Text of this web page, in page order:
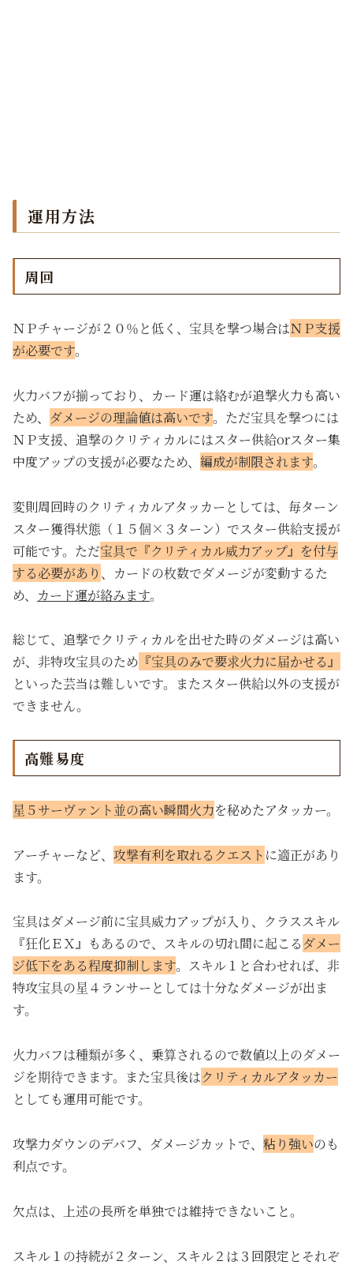
運用方法
周回
ＮＰチャージが２０％と低く、宝具を撃つ場合はＮＰ支援
が必要です。
火力バフが揃っており、カード運は絡むが追撃火力も高い
ため、 ダメージの理論値は高いです。ただ宝具を撃つには
ＮＰ支援、追撃のクリティカルにはスター供給orスター集
中度アップの支援が必要なため、 編成が制限されます。
変則周回時のクリティカルアタッカーとしては、毎ターン
スター獲得状態（１５個×３ターン）でスター供給支援が
可能です。ただ宝具で『クリティカル威力アップ』を付与
する必要があり、カードの枚数でダメージが変動するた
め、 カード運が絡みます。
総じて、追撃でクリティカルを出せた時のダメージは高い
が、非特攻宝具のため 『宝具のみで要求火力に届かせる』
といった芸当は難しいです。またスター供給以外の支援が
できません。
高難易度
星５サーヴァント並の高い瞬間火力を秘めたアタッカー。
アーチャーなど、 攻撃有利を取れるクエスト に適正があり
ます。
宝具はダメージ前に宝具威力アップが入り、クラススキル
『狂化ＥＸ』もあるので、スキルの切れ間に起こる ダメー
ジ低下をある程度抑制します。スキル１と合わせれば、非
特攻宝具の星４ランサーとしては十分なダメージが出ま
す。
火力バフは種類が多く、乗算されるので数値以上のダメー
ジを期待できます。また宝具後はクリティカルアタッカー
としても運用可能です。
攻撃力ダウンのデバフ、ダメージカットで、 粘り強いのも
利点です。
欠点は、上述の長所を単独では維持できないこと。
スキル１の持続が２ターン、スキル２は３回限定とそれぞ